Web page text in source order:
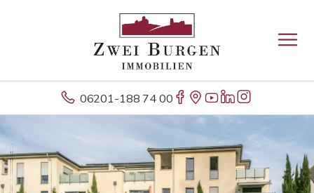
06201-188 74 00